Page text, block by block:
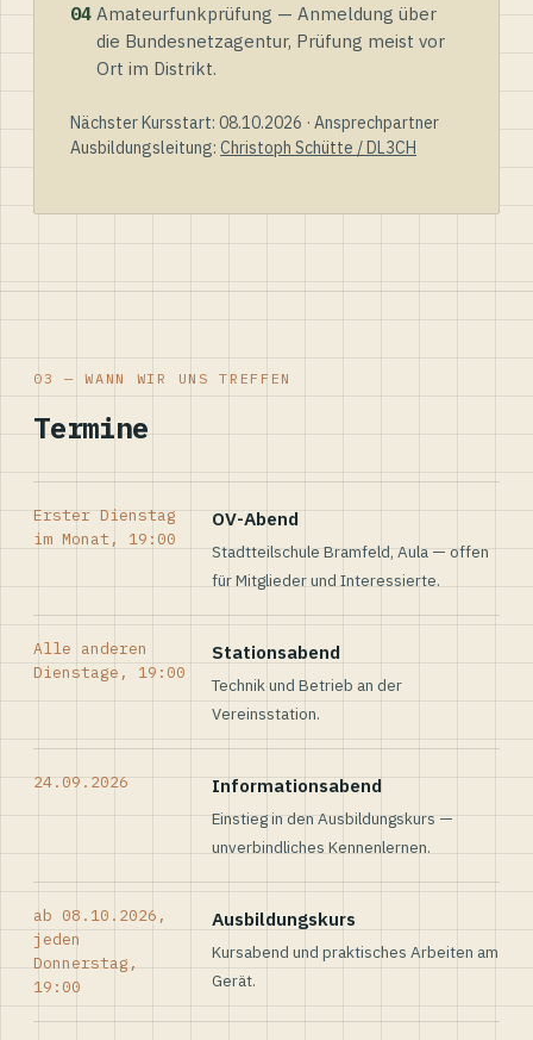
04 Amateurfunkprüfung — Anmeldung über
die Bundesnetzagentur, Prüfung meist vor
Ort im Distrikt.
Nächster Kursstart: 08.10.2026 · Ansprechpartner
Ausbildungsleitung: Christoph Schütte / DL3CH
03 — WANN WIR UNS TREFFEN
Termine
Erster Dienstag
im Monat, 19:00
OV-Abend
Stadtteilschule Bramfeld, Aula — offen
für Mitglieder und Interessierte.
Alle anderen
Dienstage, 19:00
Stationsabend
Technik und Betrieb an der
Vereinsstation.
24.09.2026 Informationsabend
Einstieg in den Ausbildungskurs —
unverbindliches Kennenlernen.
ab 08.10.2026,
jeden
Donnerstag,
19:00
Ausbildungskurs
Kursabend und praktisches Arbeiten am
Gerät.